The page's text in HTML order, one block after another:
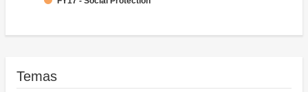
Temas